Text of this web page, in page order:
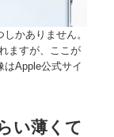
かありません。
ますが、ここが
Apple公式サイ
い薄くて